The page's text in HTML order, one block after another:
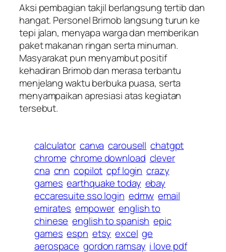
Aksi pembagian takjil berlangsung tertib dan
hangat. Personel Brimob langsung turun ke
tepi jalan, menyapa warga dan memberikan
paket makanan ringan serta minuman.
Masyarakat pun menyambut positif
kehadiran Brimob dan merasa terbantu
menjelang waktu berbuka puasa, serta
menyampaikan apresiasi atas kegiatan
tersebut.
calculator canva carousell chatgpt
chrome chrome download clever
cna cnn copilot cpf login crazy
games earthquake today ebay
eccaresuite sso login edmw email
emirates empower english to
chinese english to spanish epic
games espn etsy excel ge
aerospace gordon ramsay i love pdf